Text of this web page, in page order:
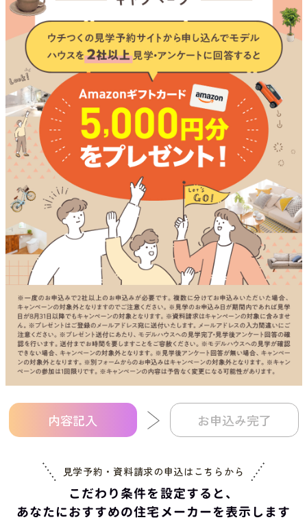
内容記入 お申込み完了
見学予約・資料請求の申込は こちらから
こだわり条件を設定すると、
あなたにおすすめの住宅メーカーを表示します